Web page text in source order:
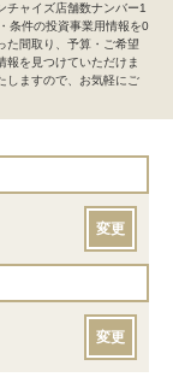
チャイズ店舗数ナンバー1
条件の投資事業用情報を0
た間取り、予算・ご希望
報を見つけていただけま
しますので、お気軽にご
変更
変更